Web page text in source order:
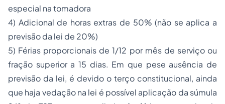
especial na tomadora
4) Adicional de horas extras de 50% (não se aplica a
previsão da lei de 20%)
5) Férias proporcionais de 1/12 por mês de serviço ou
fração superior a 15 dias. Em que pese ausência de
previsão da lei, é devido o terço constitucional, ainda
que haja vedação na lei é possível aplicação da súmula